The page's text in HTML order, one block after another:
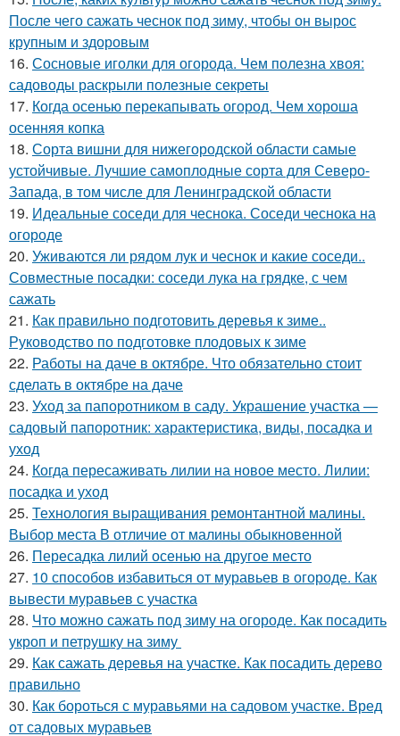
После чего сажать чеснок под зиму, чтобы он вырос
крупным и здоровым
16. Сосновые иголки для огорода. Чем полезна хвоя:
садоводы раскрыли полезные секреты
17. Когда осенью перекапывать огород. Чем хороша
осенняя копка
18. Сорта вишни для нижегородской области самые
устойчивые. Лучшие самоплодные сорта для Северо-
Запада, в том числе для Ленинградской области
19. Идеальные соседи для чеснока. Соседи чеснока на
огороде
20. Уживаются ли рядом лук и чеснок и какие соседи..
Совместные посадки: соседи лука на грядке, с чем
сажать
21. Как правильно подготовить деревья к зиме..
Руководство по подготовке плодовых к зиме
22. Работы на даче в октябре. Что обязательно стоит
сделать в октябре на даче
23. Уход за папоротником в саду. Украшение участка —
садовый папоротник: характеристика, виды, посадка и
уход
24. Когда пересаживать лилии на новое место. Лилии:
посадка и уход
25. Технология выращивания ремонтантной малины.
Выбор места В отличие от малины обыкновенной
26. Пересадка лилий осенью на другое место
27. 10 способов избавиться от муравьев в огороде. Как
вывести муравьев с участка
28. Что можно сажать под зиму на огороде. Как посадить
укроп и петрушку на зиму
29. Как сажать деревья на участке. Как посадить дерево
правильно
30. Как бороться с муравьями на садовом участке. Вред
от садовых муравьев